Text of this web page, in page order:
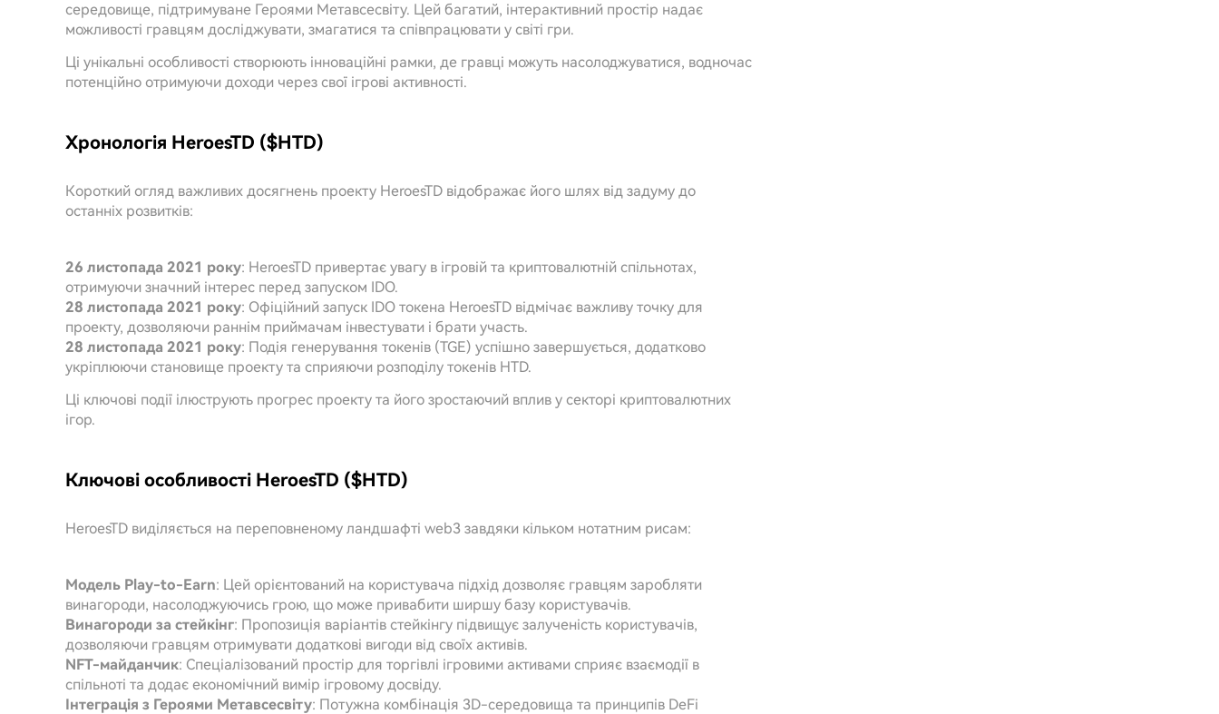
середовище, підтримуване Героями Метавсесвіту. Цей багатий, інтерактивний простір надає
можливості гравцям досліджувати, змагатися та співпрацювати у світі гри.
Ці унікальні особливості створюють інноваційні рамки, де гравці можуть насолоджуватися, водночас
потенційно отримуючи доходи через свої ігрові активності.
Хронологія HeroesTD ($HTD)
Короткий огляд важливих досягнень проекту HeroesTD відображає його шлях від задуму до
останніх розвитків:
26 листопада 2021 року: HeroesTD привертає увагу в ігровій та криптовалютній спільнотах,
отримуючи значний інтерес перед запуском IDO.
28 листопада 2021 року: Офіційний запуск IDO токена HeroesTD відмічає важливу точку для
проекту, дозволяючи раннім приймачам інвестувати і брати участь.
28 листопада 2021 року: Подія генерування токенів (TGE) успішно завершується, додатково
укріплюючи становище проекту та сприяючи розподілу токенів HTD.
Ці ключові події ілюструють прогрес проекту та його зростаючий вплив у секторі криптовалютних
ігор.
Ключові особливості HeroesTD ($HTD)
HeroesTD виділяється на переповненому ландшафті web3 завдяки кільком нотатним рисам:
Модель Play-to-Earn: Цей орієнтований на користувача підхід дозволяє гравцям заробляти
винагороди, насолоджуючись грою, що може привабити ширшу базу користувачів.
Винагороди за стейкінг: Пропозиція варіантів стейкінгу підвищує залученість користувачів,
дозволяючи гравцям отримувати додаткові вигоди від своїх активів.
NFT-майданчик: Спеціалізований простір для торгівлі ігровими активами сприяє взаємодії в
спільноті та додає економічний вимір ігровому досвіду.
Інтеграція з Героями Метавсесвіту: Потужна комбінація 3D-середовища та принципів DeFi